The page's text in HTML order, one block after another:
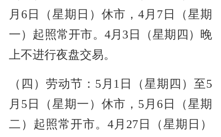
月6日（星期日）休市，4月7日（星期
一）起照常开市。4月3日（星期四）晚
上不进行夜盘交易。
（四）劳动节：5月1日（星期四）至5
月5日（星期一）休市，5月6日（星期
二）起照常开市。4月27日（星期日）